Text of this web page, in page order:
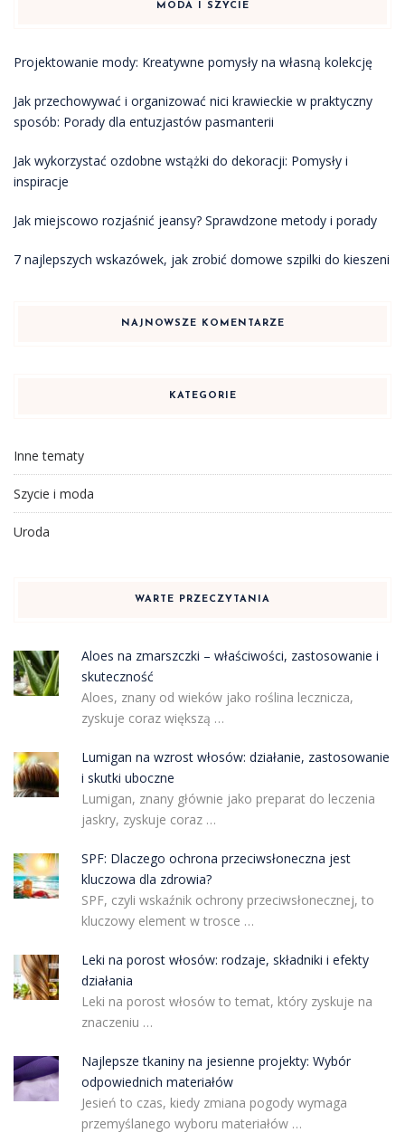
MODA I SZYCIE
Projektowanie mody: Kreatywne pomysły na własną kolekcję
Jak przechowywać i organizować nici krawieckie w praktyczny
sposób: Porady dla entuzjastów pasmanterii
Jak wykorzystać ozdobne wstążki do dekoracji: Pomysły i
inspiracje
Jak miejscowo rozjaśnić jeansy? Sprawdzone metody i porady
7 najlepszych wskazówek, jak zrobić domowe szpilki do kieszeni
NAJNOWSZE KOMENTARZE
KATEGORIE
Inne tematy
Szycie i moda
Uroda
WARTE PRZECZYTANIA
Aloes na zmarszczki – właściwości, zastosowanie i
skuteczność
Aloes, znany od wieków jako roślina lecznicza,
zyskuje coraz większą …
Lumigan na wzrost włosów: działanie, zastosowanie
i skutki uboczne
Lumigan, znany głównie jako preparat do leczenia
jaskry, zyskuje coraz …
SPF: Dlaczego ochrona przeciwsłoneczna jest
kluczowa dla zdrowia?
SPF, czyli wskaźnik ochrony przeciwsłonecznej, to
kluczowy element w trosce …
Leki na porost włosów: rodzaje, składniki i efekty
działania
Leki na porost włosów to temat, który zyskuje na
znaczeniu …
Najlepsze tkaniny na jesienne projekty: Wybór
odpowiednich materiałów
Jesień to czas, kiedy zmiana pogody wymaga
przemyślanego wyboru materiałów …